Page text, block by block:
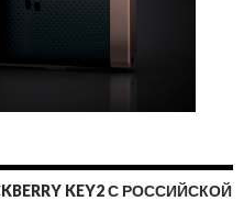
KEY2 С РОССИЙСКОЙ